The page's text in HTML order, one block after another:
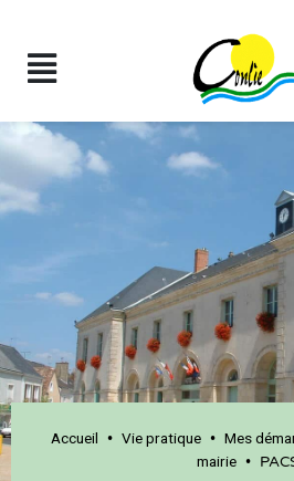
Accueil • Vie pratique • Mes
mairie •